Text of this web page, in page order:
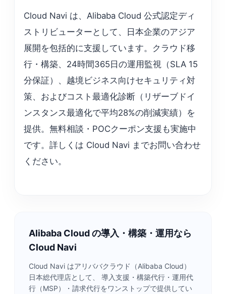
Cloud Navi は、Alibaba Cloud 公式認定ディ
ストリビューターとして、日本企業のアジア
展開を包括的に支援しています。クラウド移
行・構築、24時間365日の運用監視（SLA 15
分保証）、越境ビジネス向けセキュリティ対
策、およびコスト最適化診断（リザーブドイ
ンスタンス最適化で平均28%の削減実績）を
提供。無料相談・POCクーポン支援も実施中
です。詳しくは Cloud Navi までお問い合わせ
ください。
Alibaba Cloud の導入・構築・運用なら
Cloud Navi
Cloud Navi はアリババクラウド（Alibaba Cloud）
日本総代理店として、 導入支援・構築代行・運用代
行（MSP）・請求代行をワンストップで提供してい